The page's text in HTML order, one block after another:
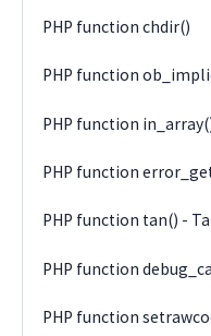
PHP function chdir()
PHP function
PHP function
PHP function
PHP function tan() -
PHP function
PHP function